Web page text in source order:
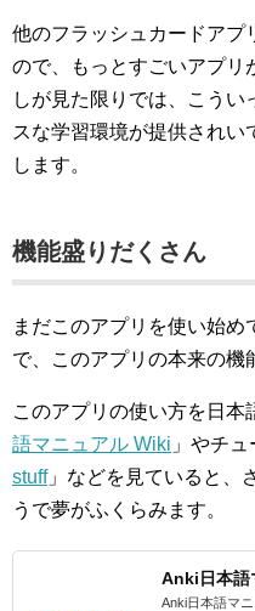
他のフラッシュカードアプ
ので、もっとすごいアプリ
しが見た限りでは、こうい
スな学習環境が提供され
します。
機能盛りだくさん
まだこのアプリを使い始
で、このアプリの本来の機
このアプリの使い方を日本
語マニュアル Wiki 」やチ
stuff」などを見ていると、
うで夢がふくらみます。
Anki日本語
Anki日本語マ